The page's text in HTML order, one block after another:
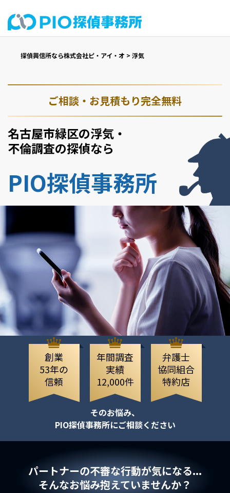
探偵興信所なら株式会社ピ・アイ・オ > 浮気
ご相談・お見積もり完全無料
名古屋市緑区の浮気・
不倫調査の探偵なら
PIO探偵事務所
創業
53年の
信頼
年間調査
実績
12,000件
弁護士
協同組合
特約店
そのお悩み、
PIO探偵事務所にご相談ください
パートナーの不審な行動が気になる...
そんなお悩み抱えていませんか？